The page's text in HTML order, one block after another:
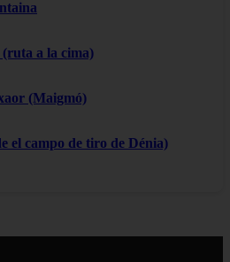
a la cima)
(Maigmó)
el campo de tiro de Dénia)